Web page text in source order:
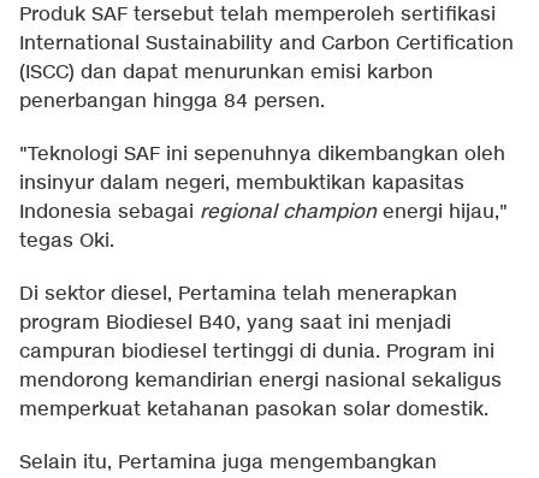
Produk SAF tersebut telah memperoleh sertifikasi
International Sustainability and Carbon Certification
(ISCC) dan dapat menurunkan emisi karbon
penerbangan hingga 84 persen.
"Teknologi SAF ini sepenuhnya dikembangkan oleh
insinyur dalam negeri, membuktikan kapasitas
Indonesia sebagai regional championenergi hijau,"
tegas Oki.
Di sektor diesel, Pertamina telah menerapkan
program Biodiesel B40, yang saat ini menjadi
campuran biodiesel tertinggi di dunia. Program ini
mendorong kemandirian energi nasional sekaligus
memperkuat ketahanan pasokan solar domestik.
Selain itu, Pertamina juga mengembangkan